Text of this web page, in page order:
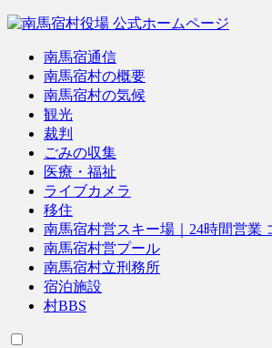
南馬宿通信
南馬宿村の概要
南馬宿村の気候
観光
裁判
ごみの収集
医療・福祉
ライブカメラ
移住
南馬宿村営スキー場｜24時間営業
南馬宿村営プール
南馬宿村立刑務所
宿泊施設
村BBS